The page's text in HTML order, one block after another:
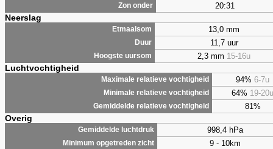
Zon onder 20:31
Neerslag
Etmaalsom 13,0 mm
Duur 11,7 uur
Hoogste uursom 2,3 mm 15-16u
Luchtvochtigheid
Maximale relatieve vochtigheid 94% 6-7u
Minimale relatieve vochtigheid 64% 19-20u
Gemiddelde relatieve vochtigheid 81%
Overig
Gemiddelde luchtdruk 998,4 hPa
Minimum opgetreden zicht 9 - 10km